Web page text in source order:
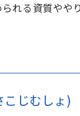
れる資質やや
じむしょ)